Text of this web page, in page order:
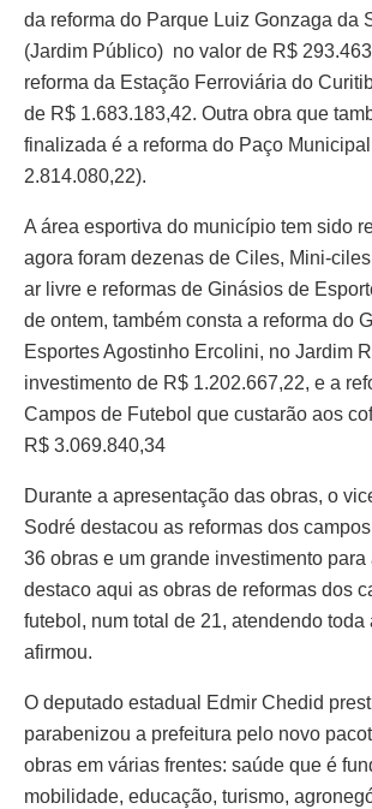
da reforma do Parque Luiz Gonzaga da
(Jardim Público) no valor de R$
reforma da Estação Ferroviária do
de R$ 1.683.183,42. Outra obra que
finalizada é a reforma do Paço
2.814.080,22).
A área esportiva do município tem sido
agora foram dezenas de Ciles, Mini-
ar livre e reformas de Ginásios de
de ontem, também consta a reforma do
Esportes Agostinho Ercolini, no Jardim
investimento de R$ 1.202.667,22, e a
Campos de Futebol que custarão aos
R$ 3.069.840,34
Durante a apresentação das obras, o
Sodré destacou as reformas dos
36 obras e um grande investimento para
destaco aqui as obras de reformas dos
futebol, num total de 21, atendendo toda
afirmou.
O deputado estadual Edmir Chedid
parabenizou a prefeitura pelo novo
obras em várias frentes: saúde que é
mobilidade, educação, turismo,